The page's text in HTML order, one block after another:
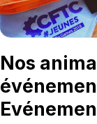
Nos